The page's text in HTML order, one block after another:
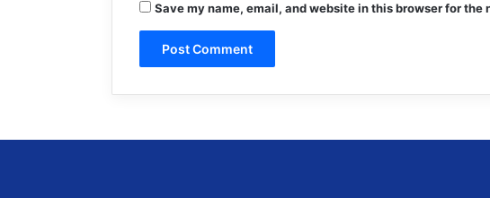
Save my name, email, and website in this browser for the